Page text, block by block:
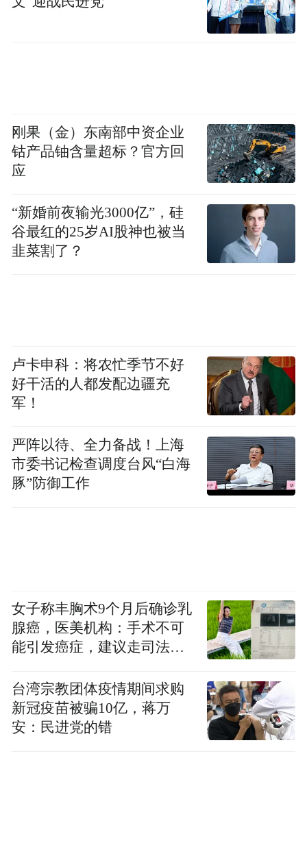
经查
曾先后4次因盗窃罪入狱
今年4月11日
本想改过自新重新做人
刚果（金）东南部中资企业
钴产品铀含量超标？官方回
应
“新婚前夜输光3000亿”，硅
谷最红的25岁AI股神也被当
韭菜割了？
卢卡申科：将农忙季节不好
好干活的人都发配边疆充
军！
严阵以待、全力备战！上海
市委书记检查调度台风“白海
豚”防御工作
女子称丰胸术9个月后确诊乳
腺癌，医美机构：手术不可
能引发癌症，建议走司法途
台湾宗教团体疫情期间求购
新冠疫苗被骗10亿，蒋万
安：民进党的错